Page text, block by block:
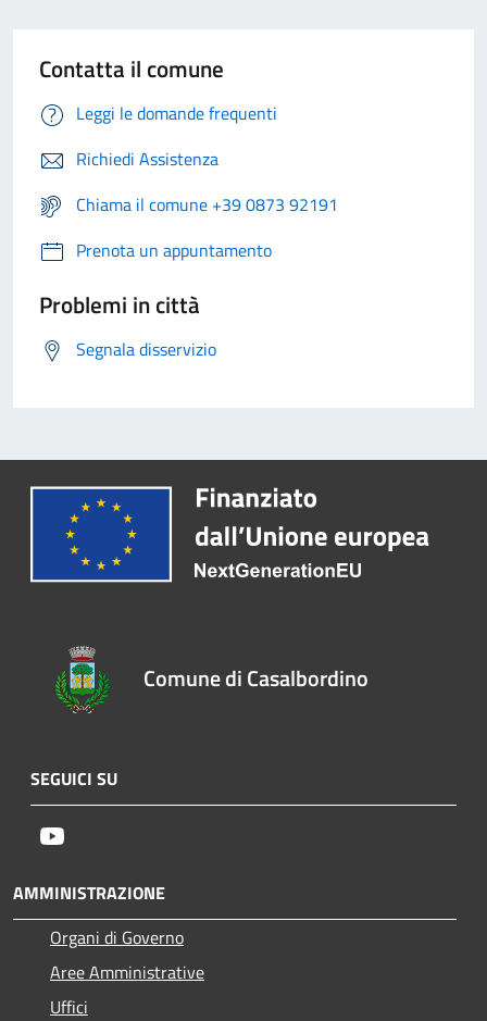
Contatta il comune
Leggi le domande frequenti
Richiedi Assistenza
Chiama il comune +39 0873 92191
Prenota un appuntamento
Problemi in città
Segnala disservizio
Comune di Casalbordino
SEGUICI SU
AMMINISTRAZIONE
Organi di Governo
Aree Amministrative
Uffici